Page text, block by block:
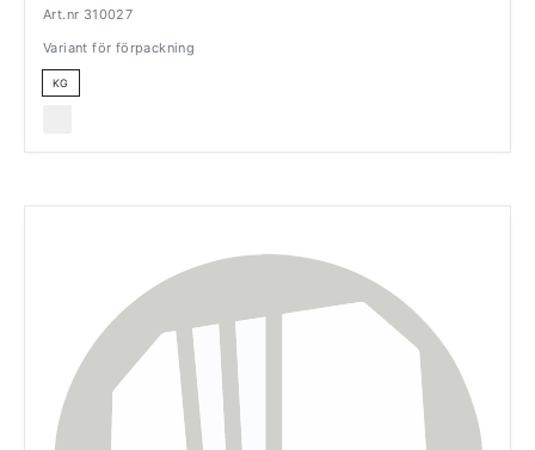
Art.nr 310027
Variant för förpackning
KG